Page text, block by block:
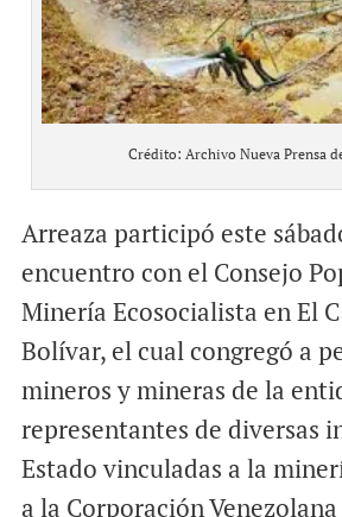
Crédito: Archivo Nueva Prensa
Arreaza participó este
encuentro con el Consejo
Minería Ecosocialista en El
Bolívar, el cual congregó a
mineros y mineras de la
representantes de diversas
Estado vinculadas a la
a la Corporación